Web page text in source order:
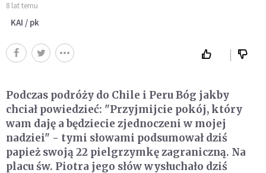
8 lat temu
KAI / pk
Podczas podróży do Chile i Peru Bóg jakby
chciał powiedzieć: "Przyjmijcie pokój, który
wam daję a będziecie zjednoczeni w mojej
nadziei" - tymi słowami podsumował dziś
papież swoją 22 pielgrzymkę zagraniczną. Na
placu św. Piotra jego słów wysłuchało dziś